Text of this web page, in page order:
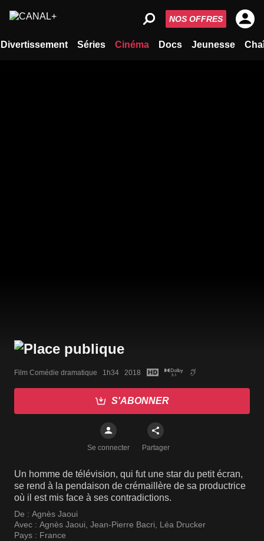
Divertissement Séries Cinéma Docs Jeunesse
NOS OFFRES
Film Comédie dramatique   1h34   2018
S'ABONNER
Se connecter Partager
Un homme de télévision, qui fut une star du petit écran,
se rend à la pendaison de crémaillère de sa productrice
où il est mis face à ses contradictions.
De : Agnès Jaoui
Avec : Agnès Jaoui, Jean-Pierre Bacri, Léa Drucker
Pays : France